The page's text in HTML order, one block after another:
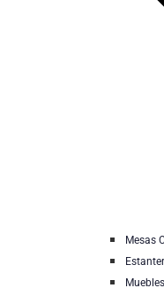
Mesas